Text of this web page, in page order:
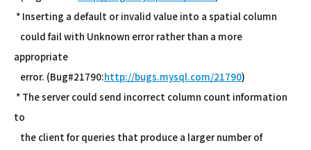
* Inserting a default or invalid value into a spatial column
could fail with Unknown error rather than a more
appropriate
error. (Bug#21790:http://bugs.mysql.com/21790)
* The server could send incorrect column count information
to
the client for queries that produce a larger number of